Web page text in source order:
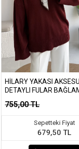
HILARY YAKASI
DETAYLI FULAR
755,00 TL
Sepetteki Fiyat
679,50 TL